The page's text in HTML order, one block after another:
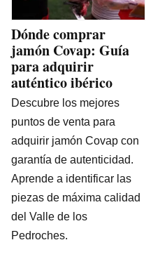
Dónde comprar
jamón Covap: Guía
para adquirir
auténtico ibérico
Descubre los mejores
puntos de venta para
adquirir jamón Covap con
garantía de autenticidad.
Aprende a identificar las
piezas de máxima calidad
del Valle de los
Pedroches.